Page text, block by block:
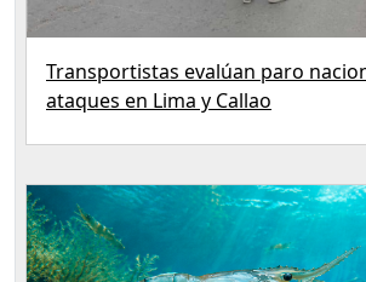
Transportistas evalúan paro
ataques en Lima y Callao